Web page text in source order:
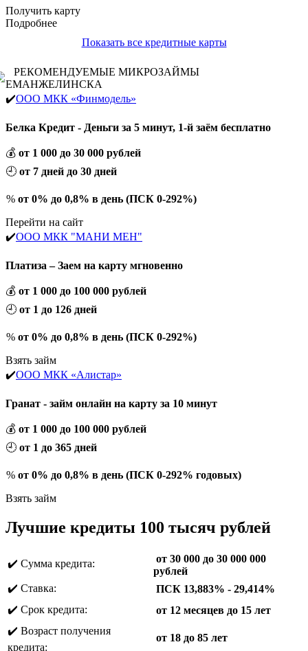
Получить карту
Подробнее
Показать все кредитные карты
РЕКОМЕНДУЕМЫЕ МИКРОЗАЙМЫ
ЕМАНЖЕЛИНСКА
✔️ООО МКК «Финмодель»
Белка Кредит - Деньги за 5 минут, 1-й заём бесплатно
💰 от 1 000 до 30 000 рублей
🕘 от 7 дней до 30 дней
% от 0% до 0,8% в день (ПСК 0-292%)
Перейти на сайт
✔️ООО МКК "МАНИ МЕН"
Платиза – Заем на карту мгновенно
💰 от 1 000 до 100 000 рублей
🕘 от 1 до 126 дней
% от 0% до 0,8% в день (ПСК 0-292%)
Взять займ
✔️ООО МКК «Алистар»
Гранат - займ онлайн на карту за 10 минут
💰 от 1 000 до 100 000 рублей
🕘 от 1 до 365 дней
% от 0% до 0,8% в день (ПСК 0-292% годовых)
Взять займ
Лучшие кредиты 100 тысяч рублей
✔️ Сумма кредита:
от 30 000 до 30 000 000
рублей
✔️ Ставка:
ПСК 13,883% - 29,414%
✔️ Срок кредита:
от 12 месяцев до 15 лет
✔️ Возраст получения
кредита:
от 18 до 85 лет